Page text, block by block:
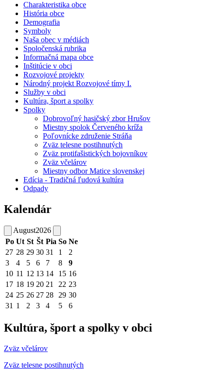
Charakteristika obce
História obce
Demografia
Symboly
Naša obec v médiách
Spoločenská rubrika
Informačná mapa obce
Inštitúcie v obci
Rozvojové projekty
Národný projekt Rozvojové tímy I.
Služby v obci
Kultúra, šport a spolky
Spolky
Dobrovoľný hasičský zbor Hrušov
Miestny spolok Červeného kríža
Poľovnícke združenie Stráňa
Zväz telesne postihnutých
Zväz protifašistických bojovníkov
Zväz včelárov
Miestny odbor Matice slovenskej
Edícia - Tradičná ľudová kultúra
Odpady
Kalendár
August2026
Po Ut St Št Pia So Ne
27 28 29 30 31 1
2
3
4 5 6 7 8
9
10 11 12 13 14 15 16
17 18 19 20 21 22 23
24 25 26 27 28 29 30
31 1 2 3 4 5 6
Kultúra, šport a spolky v obci
Zväz včelárov
Zväz telesne postihnutých